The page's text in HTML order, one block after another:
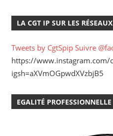
LA CGT IP SUR LES
Tweets by CgtSpip Suivre
https://www.instagram.com/
igsh=aXVmOGpwdXVzbjB5
EGALITÉ PROFESSIONNELLE